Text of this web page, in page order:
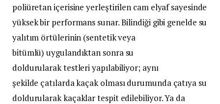
poliüretan içerisine yerleştirilen cam elyaf sayesinde
yüksek bir performans sunar. Bilindiği gibi genelde su
yalıtım örtülerinin (sentetik veya
bitümlü) uygulandıktan sonra su
doldurularak testleri yapılabiliyor; aynı
şekilde çatılarda kaçak olması durumunda çatıya su
doldurularak kaçaklar tespit edilebiliyor. Ya da